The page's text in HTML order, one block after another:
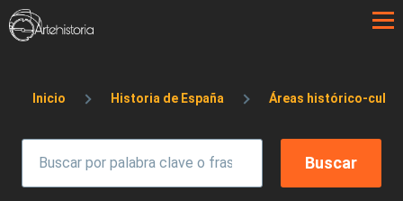
Pasar al contenido principal
Sobrescribir enlaces de ayuda a la
Inicio Historia de España Áreas histórico-